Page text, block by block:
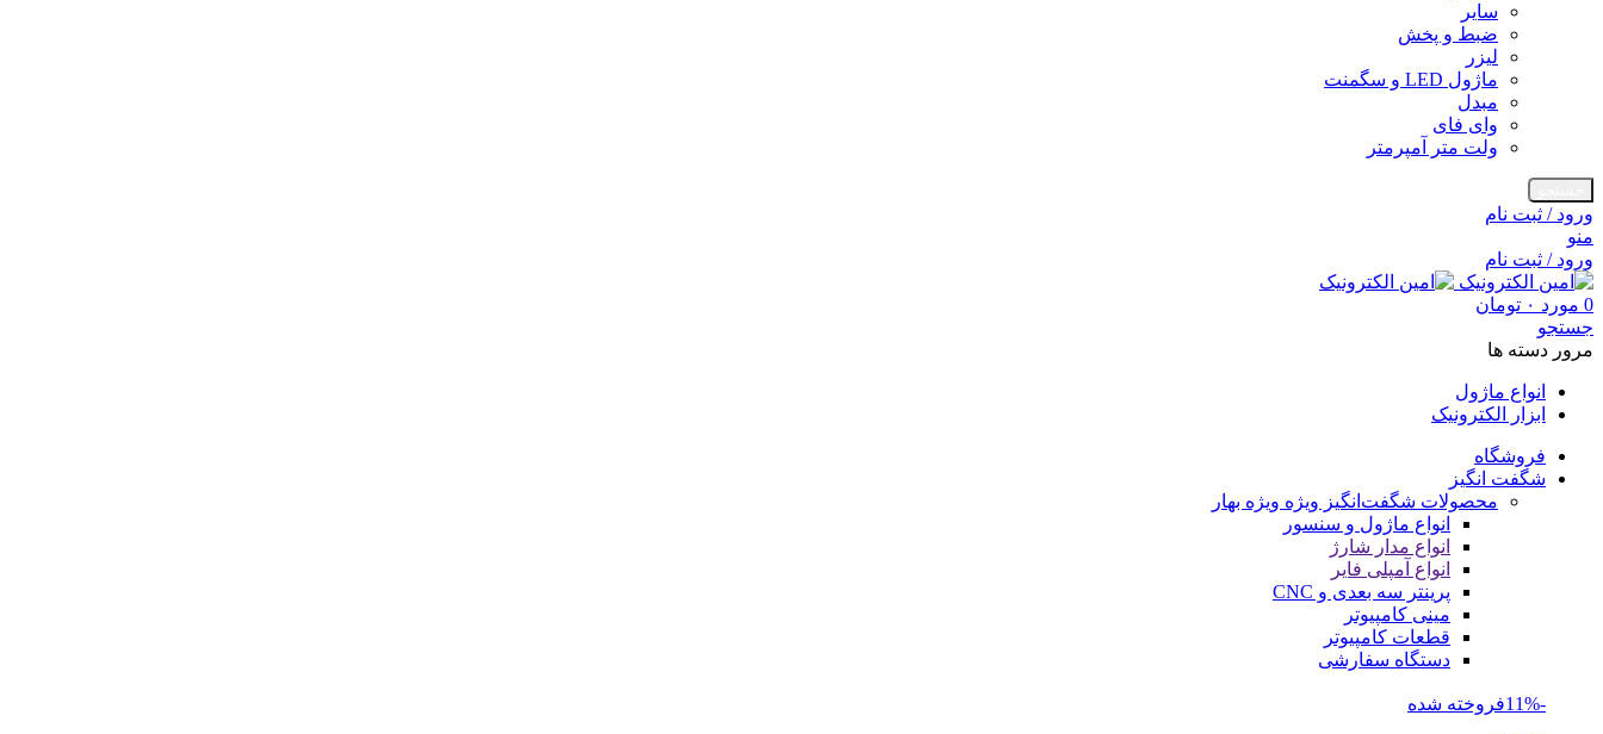
سایر
ضبط و پخش
لیزر
ماژول LED و سگمنت
مبدل
وای فای
ولت متر آمپرمتر
ورود / ثبت نام
منو
ورود / ثبت نام
0 مورد ۰ تومان
جستجو
مرور دسته ها
انواع ماژول
ابزار الکترونیک
فروشگاه
شگفت انگیز
محصولات شگفت‌انگیز ویژه ویژه بهار
انواع ماژول و سنسور
انواع مدار شارژ
انواع آمپلی فایر
پرینتر سه بعدی و CNC
مینی کامپیوتر
قطعات کامپیوتر
دستگاه سفارشی
-11% فروخته شده